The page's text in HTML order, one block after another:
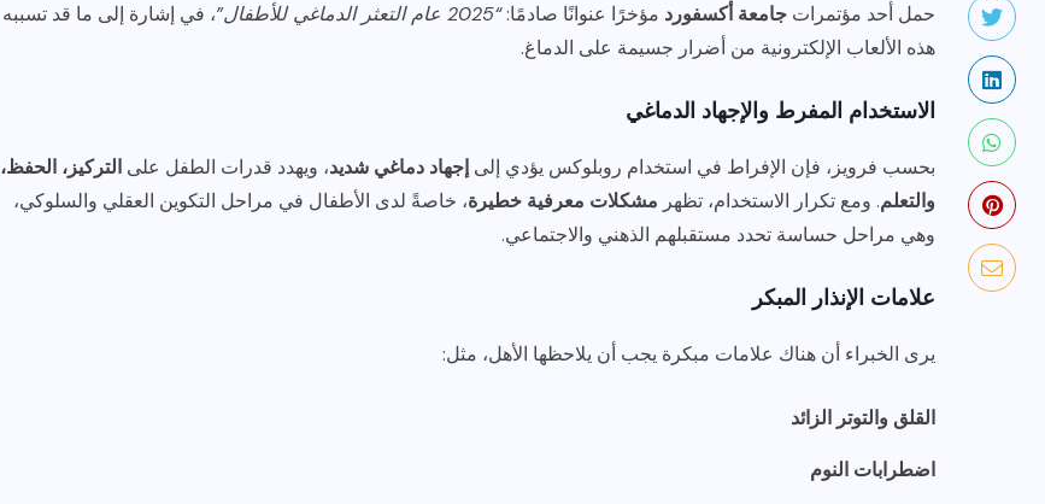
حمل أحد مؤتمرات جامعة أكسفورد مؤخرًا عنوانًا صادمًا:“2025 عام التعثر الدماغي للأطفال”
، في إشارة إلى ما قد تسببه
هذه الألعاب الإلكترونية من أضرار جسيمة على الدماغ.
الاستخدام المفرط والإجهاد الدماغي
بحسب فرويز، فإن الإفراط في استخدام روبلوكس يؤدي إلى إجهاد دماغي شديد، ويهدد قدرات الطفل على التركيز، الحفظ،
والتعلم. ومع تكرار الاستخدام، تظهر مشكلات معرفية خطيرة، خاصةً لدى الأطفال في مراحل التكوين العقلي والسلوكي،
وهي مراحل حساسة تحدد مستقبلهم الذهني والاجتماعي.
علامات الإنذار المبكر
يرى الخبراء أن هناك علامات مبكرة يجب أن يلاحظها الأهل، مثل:
القلق والتوتر الزائد
اضطرابات النوم
ديسمبر 26, 2017
رصد اهم تصاريحات
يسرى..فما هى؟
ديسمبر 23, 2017
نجوم